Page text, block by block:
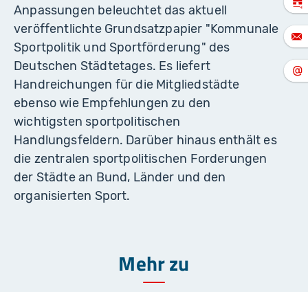
Anpassungen beleuchtet das aktuell
veröffentlichte Grundsatzpapier "Kommunale
Sportpolitik und Sportförderung" des
Deutschen Städtetages. Es liefert
Handreichungen für die Mitgliedstädte
ebenso wie Empfehlungen zu den
wichtigsten sportpolitischen
Handlungsfeldern. Darüber hinaus enthält es
die zentralen sportpolitischen Forderungen
der Städte an Bund, Länder und den
organisierten Sport.
Mehr zu